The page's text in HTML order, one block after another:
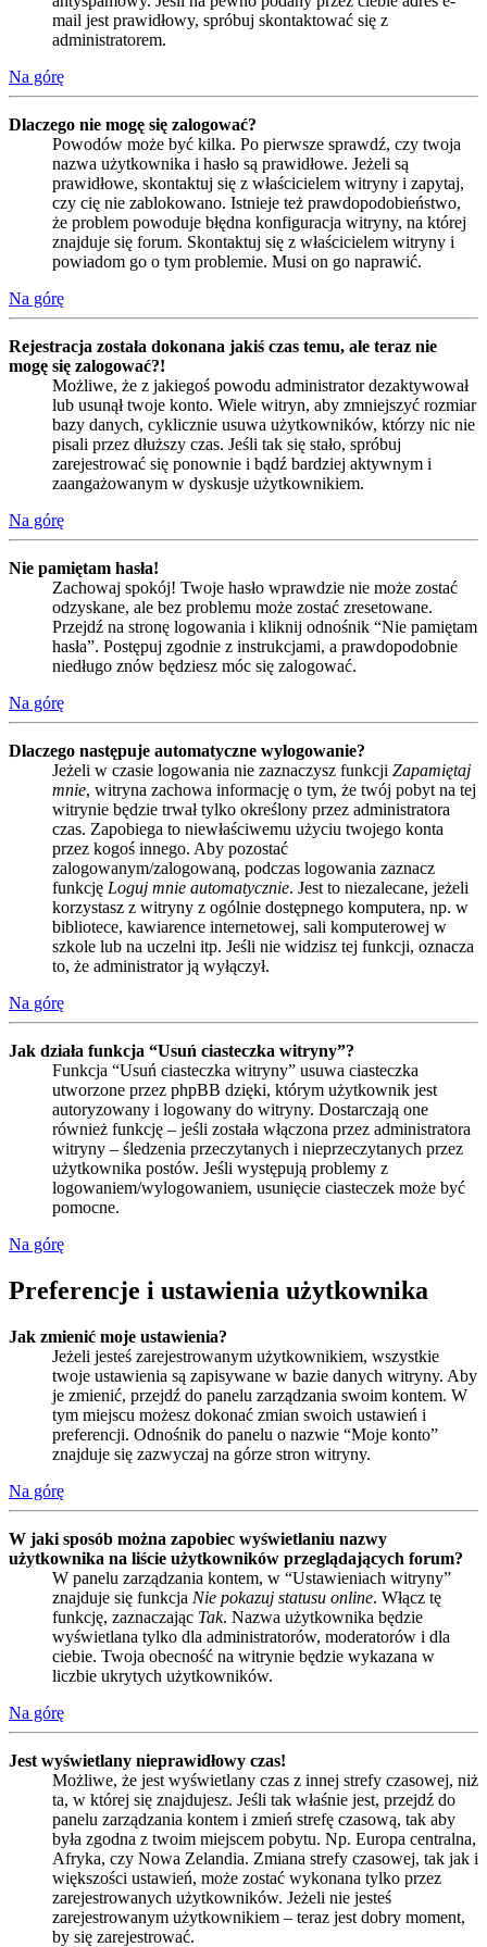
mail jest prawidłowy, spróbuj skontaktować się z
administratorem.
Na górę
Dlaczego nie mogę się zalogować?
Powodów może być kilka. Po pierwsze sprawdź, czy twoja
nazwa użytkownika i hasło są prawidłowe. Jeżeli są
prawidłowe, skontaktuj się z właścicielem witryny i zapytaj,
czy cię nie zablokowano. Istnieje też prawdopodobieństwo,
że problem powoduje błędna konfiguracja witryny, na której
znajduje się forum. Skontaktuj się z właścicielem witryny i
powiadom go o tym problemie. Musi on go naprawić.
Na górę
Rejestracja została dokonana jakiś czas temu, ale teraz nie
mogę się zalogować?!
Możliwe, że z jakiegoś powodu administrator dezaktywował
lub usunął twoje konto. Wiele witryn, aby zmniejszyć rozmiar
bazy danych, cyklicznie usuwa użytkowników, którzy nic nie
pisali przez dłuższy czas. Jeśli tak się stało, spróbuj
zarejestrować się ponownie i bądź bardziej aktywnym i
zaangażowanym w dyskusje użytkownikiem.
Na górę
Nie pamiętam hasła!
Zachowaj spokój! Twoje hasło wprawdzie nie może zostać
odzyskane, ale bez problemu może zostać zresetowane.
Przejdź na stronę logowania i kliknij odnośnik “Nie pamiętam
hasła”. Postępuj zgodnie z instrukcjami, a prawdopodobnie
niedługo znów będziesz móc się zalogować.
Na górę
Dlaczego następuje automatyczne wylogowanie?
Jeżeli w czasie logowania nie zaznaczysz funkcji Zapamiętaj
mnie, witryna zachowa informację o tym, że twój pobyt na tej
witrynie będzie trwał tylko określony przez administratora
czas. Zapobiega to niewłaściwemu użyciu twojego konta
przez kogoś innego. Aby pozostać
zalogowanym/zalogowaną, podczas logowania zaznacz
funkcję Loguj mnie automatycznie. Jest to niezalecane, jeżeli
korzystasz z witryny z ogólnie dostępnego komputera, np. w
bibliotece, kawiarence internetowej, sali komputerowej w
szkole lub na uczelni itp. Jeśli nie widzisz tej funkcji, oznacza
to, że administrator ją wyłączył.
Na górę
Jak działa funkcja “Usuń ciasteczka witryny”?
Funkcja “Usuń ciasteczka witryny” usuwa ciasteczka
utworzone przez phpBB dzięki, którym użytkownik jest
autoryzowany i logowany do witryny. Dostarczają one
również funkcję – jeśli została włączona przez administratora
witryny – śledzenia przeczytanych i nieprzeczytanych przez
użytkownika postów. Jeśli występują problemy z
logowaniem/wylogowaniem, usunięcie ciasteczek może być
pomocne.
Na górę
Preferencje i ustawienia użytkownika
Jak zmienić moje ustawienia?
Jeżeli jesteś zarejestrowanym użytkownikiem, wszystkie
twoje ustawienia są zapisywane w bazie danych witryny. Aby
je zmienić, przejdź do panelu zarządzania swoim kontem. W
tym miejscu możesz dokonać zmian swoich ustawień i
preferencji. Odnośnik do panelu o nazwie “Moje konto”
znajduje się zazwyczaj na górze stron witryny.
Na górę
W jaki sposób można zapobiec wyświetlaniu nazwy
użytkownika na liście użytkowników przeglądających forum?
W panelu zarządzania kontem, w “Ustawieniach witryny”
znajduje się funkcja Nie pokazuj statusu online. Włącz tę
funkcję, zaznaczając Tak. Nazwa użytkownika będzie
wyświetlana tylko dla administratorów, moderatorów i dla
ciebie. Twoja obecność na witrynie będzie wykazana w
liczbie ukrytych użytkowników.
Na górę
Jest wyświetlany nieprawidłowy czas!
Możliwe, że jest wyświetlany czas z innej strefy czasowej, niż
ta, w której się znajdujesz. Jeśli tak właśnie jest, przejdź do
panelu zarządzania kontem i zmień strefę czasową, tak aby
była zgodna z twoim miejscem pobytu. Np. Europa centralna,
Afryka, czy Nowa Zelandia. Zmiana strefy czasowej, tak jak i
większości ustawień, może zostać wykonana tylko przez
zarejestrowanych użytkowników. Jeżeli nie jesteś
zarejestrowanym użytkownikiem – teraz jest dobry moment,
by się zarejestrować.